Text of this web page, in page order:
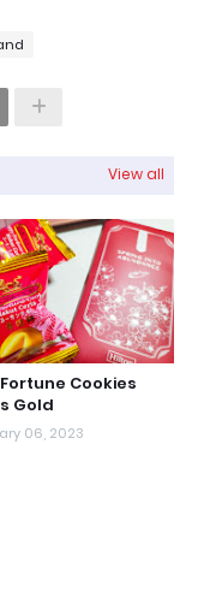
View all
Cookies
Gold
06, 2023